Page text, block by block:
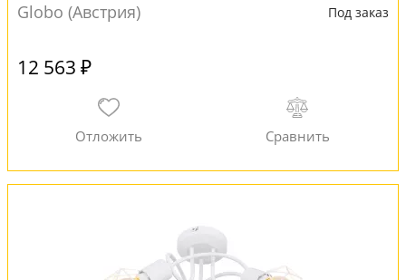
Globo (Австрия)
Под заказ
12 563 ₽